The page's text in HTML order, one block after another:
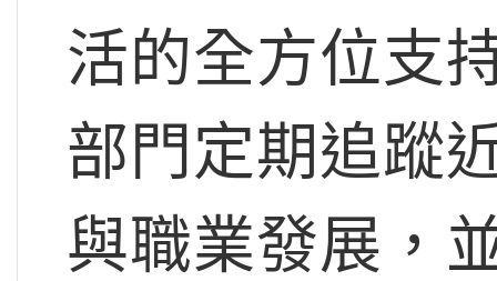
活的全方位支
部門定期追蹤
與職業發展，